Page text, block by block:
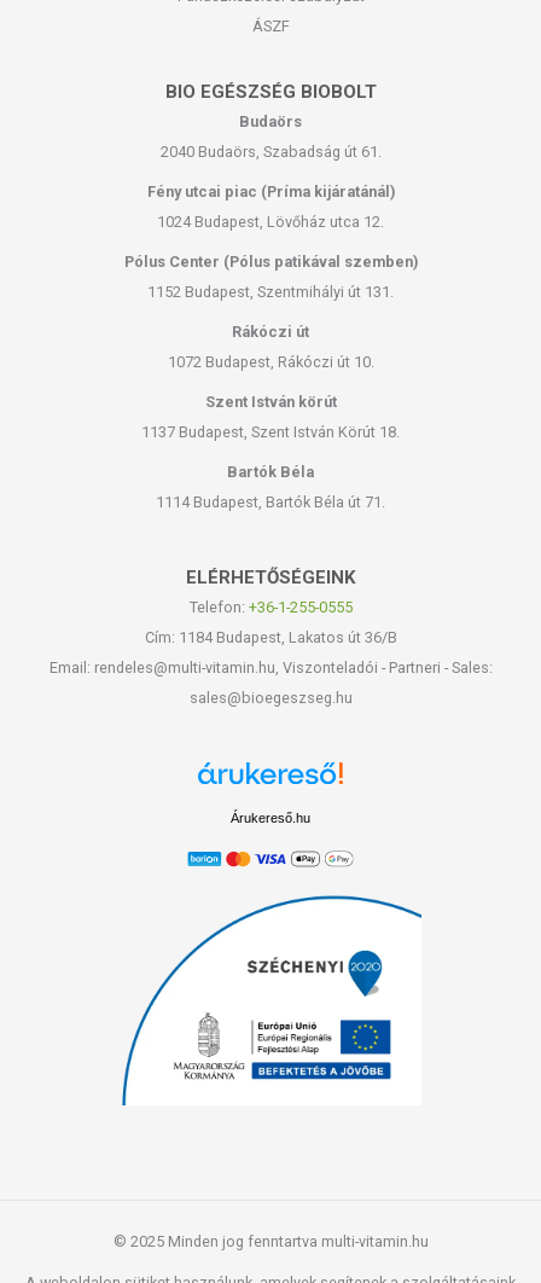
ÁSZF
BIO EGÉSZSÉG BIOBOLT
Budaörs
2040 Budaörs, Szabadság út 61.
Fény utcai piac (Príma kijáratánál)
1024 Budapest, Lövőház utca 12.
Pólus Center (Pólus patikával szemben)
1152 Budapest, Szentmihályi út 131.
Rákóczi út
1072 Budapest, Rákóczi út 10.
Szent István körút
1137 Budapest, Szent István Körút 18.
Bartók Béla
1114 Budapest, Bartók Béla út 71.
ELÉRHETŐSÉGEINK
Telefon: +36-1-255-0555
Cím: 1184 Budapest, Lakatos út 36/B
Email: rendeles@multi-vitamin.hu, Viszonteladói - Partneri - Sales:
sales@bioegeszseg.hu
Árukereső.hu
© 2025 Minden jog fenntartva multi-vitamin.hu